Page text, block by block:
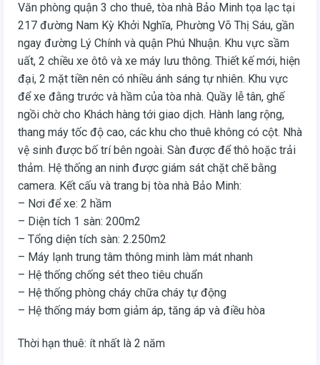
Văn phòng quận 3 cho thuê, tòa nhà Bảo Minh tọa lạc tại
217 đường Nam Kỳ Khởi Nghĩa, Phường Võ Thị Sáu, gần
ngay đường Lý Chính và quận Phú Nhuận. Khu vực sầm
uất, 2 chiều xe ôtô và xe máy lưu thông. Thiết kế mới, hiện
đại, 2 mặt tiền nên có nhiều ánh sáng tự nhiên. Khu vực
để xe đằng trước và hầm của tòa nhà. Quầy lễ tân, ghế
ngồi chờ cho Khách hàng tới giao dịch. Hành lang rộng,
thang máy tốc độ cao, các khu cho thuê không có cột. Nhà
vệ sinh được bố trí bên ngoài. Sàn được để thô hoặc trải
thảm. Hệ thống an ninh được giám sát chặt chẽ bằng
camera. Kết cấu và trang bị tòa nhà Bảo Minh:
– Nơi để xe: 2 hầm
– Diện tích 1 sàn: 200m2
– Tổng diện tích sàn: 2.250m2
– Máy lạnh trung tâm thông minh làm mát nhanh
– Hệ thống chống sét theo tiêu chuẩn
– Hệ thống phòng cháy chữa cháy tự động
– Hệ thống máy bơm giảm áp, tăng áp và điều hòa
Thời hạn thuê: ít nhất là 2 năm